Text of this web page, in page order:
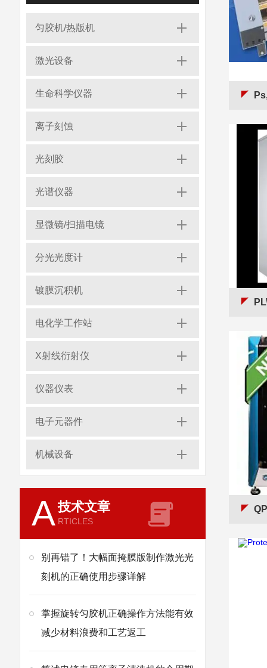
匀胶机/热版机
激光设备
生命科学仪器
离子刻蚀
光刻胶
光谱仪器
显微镜/扫描电镜
分光光度计
镀膜沉积机
电化学工作站
X射线衍射仪
仪器仪表
电子元器件
机械设备
A技术文章
RTICLES
别再错了！大幅面掩膜版制作激光光
刻机的正确使用步骤详解
掌握旋转匀胶机正确操作方法能有效
减少材料浪费和工艺返工